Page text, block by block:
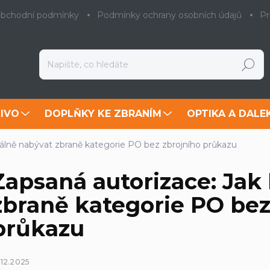
podmínky Podmínky ochrany osobních údajů
Hledat
DOPLŇKY KE ZBRANÍM OPTIKA A
nabývat zbraně kategorie PO bez zbrojního průkazu
autorizace:
kategorie PO